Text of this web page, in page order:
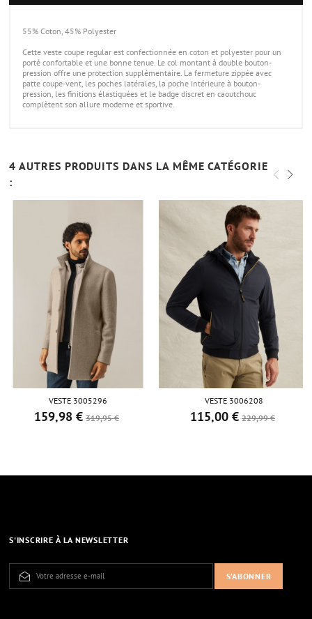
55% Coton, 45% Polyester
Cette veste coupe regular est confectionnée en coton et polyester pour un
porté confortable et une bonne tenue. Le col montant à double bouton-
pression offre une protection supplémentaire. La fermeture zippée avec
patte coupe-vent, les poches latérales, la poche intérieure à bouton-
pression, les finitions élastiquées et le badge discret en caoutchouc
complètent son allure moderne et sportive.
4 AUTRES PRODUITS DANS LA MÊME CATÉGORIE
:
VESTE 3005296
Prix de base
319,95 €
Prix
159,98 €
VESTE 3006208
Prix de base
229,99 €
Prix
115,00 €
S'INSCRIRE À LA NEWSLETTER